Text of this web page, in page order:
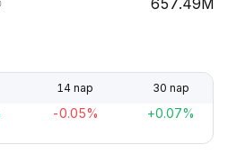
657.49M
14 nap 30 nap
-0.05% +0.07%